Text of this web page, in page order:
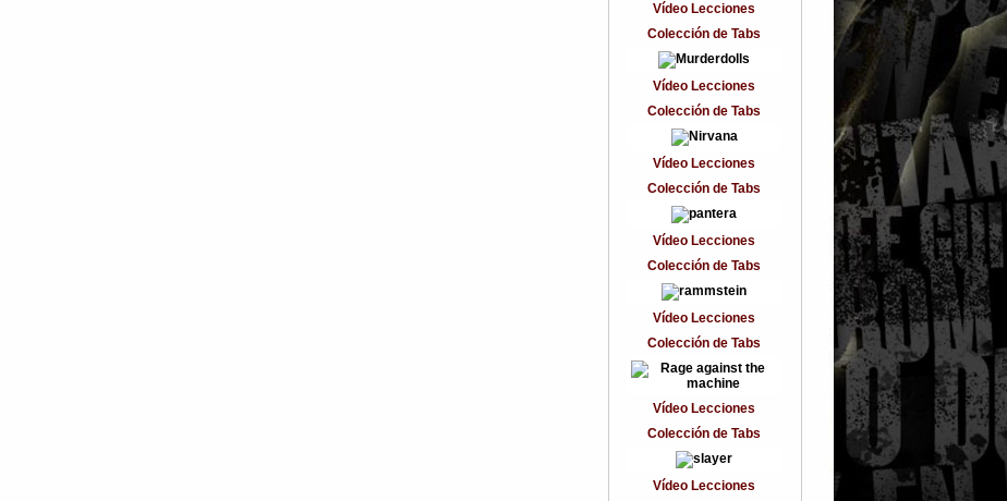
Vídeo Lecciones
Colección de Tabs
Vídeo Lecciones
Colección de Tabs
Vídeo Lecciones
Colección de Tabs
Vídeo Lecciones
Colección de Tabs
Vídeo Lecciones
Colección de Tabs
Vídeo Lecciones
Colección de Tabs
Vídeo Lecciones